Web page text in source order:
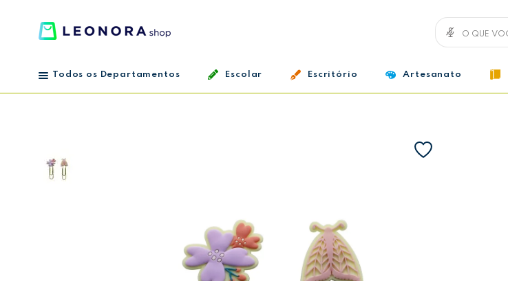
Todos os Departamentos Escolar Escritório Artesanato